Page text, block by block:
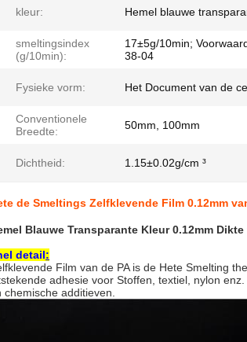
kleur: Hemel blauwe
smeltingsindex
(g/10min):
17±5g/10min;
38-04
Fysieke vorm: Het Document van de
Conventionele
Breedte:
50mm, 100mm
Dichtheid: 1.15±0.02g/cm ³
de Smeltings Zelfklevende Film 0.12mm
Blauwe Transparante Kleur 0.12mm
detail:
Film van de PA is de Hete Smelting
adhesie voor Stoffen, textiel, nylon
chemische additieven.